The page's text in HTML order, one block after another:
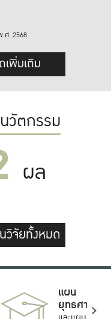
ศ. 2568
เพิ่มเติม
วัตกรรม
ผล
วิจัยทั้งหมด
แผน
ยุทธศาสตร์